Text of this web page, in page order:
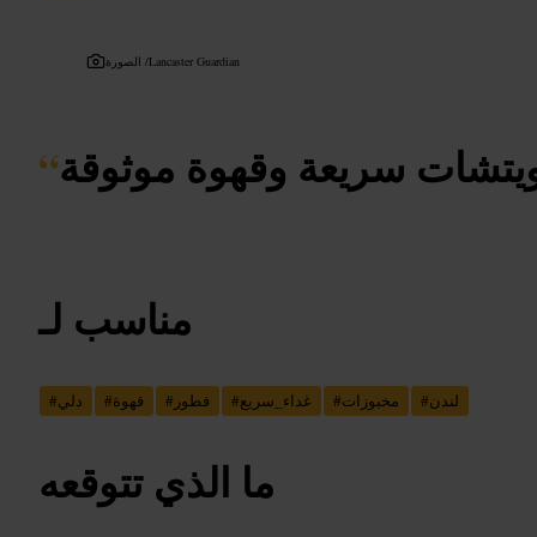
الصورة /Lancaster Guardian
“سريعة وقهوة موثوقة
مناسب لـ
#دلي #قهوة # فطور #غداء_سريع #مخبوزات #لندن
ما الذي تتوقعه